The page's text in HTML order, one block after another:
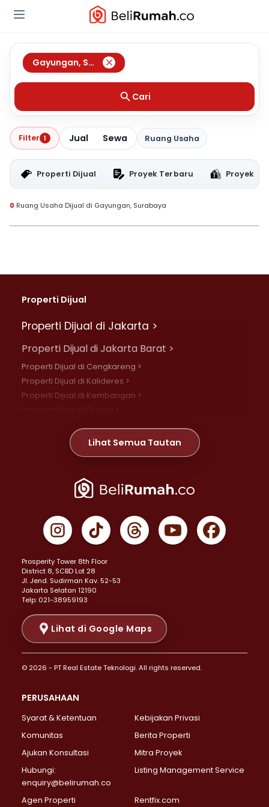
Gayungan, Surabaya
Cari
Filter 1 Jual Sewa Ruang Usaha
Properti Dijual Proyek Terbaru Proyek
0 Ruang Usaha Dijual di Gayungan, Surabaya
Properti Dijual
Properti Dijual di Jakarta >
Properti Dijual di Jakarta Barat >
Properti Dijual di Cengkareng >
Properti Dijual di Kalideres >
Properti Dijual di Kembangan >
Properti Dijual di Meruya >
Properti Dijual di Jelambar >
Properti Dijual di Jakarta Pusat >
Properti Dijual di Gambir >
Properti Dijual di Johar Baru >
Properti Dijual di Menteng >
Properti Dijual di Senen >
Properti Dijual di Tanah Abang >
Properti Dijual di Cikini >
Properti Dijual di Kramat >
Properti Dijual di Pasar Baru >
Properti Dijual di Bendungan Hilir >
Properti Dijual di Jakarta Selatan >
Properti Dijual di Lebak Bulus >
Properti Dijual di Gandaria Selatan >
Properti Dijual di Pondok Labu >
Properti Dijual di Lenteng Agung >
Properti Dijual di Senayan >
Properti Dijual di Pondok Pinang >
Lihat Semua Tautan
Prosperity Tower 8th Floor
District 8, SCBD Lot 28
JI. Jend. Sudirman Kav. 52-53
Jakarta Selatan 12190
Telp: 021-38959193
Lihat di Google Maps
© 2026 - PT Real Estate Teknologi. All rights reserved.
PERUSAHAAN
Syarat & Ketentuan
Kebijakan Privasi
Komunitas
Berita Properti
Ajukan Konsultasi
Mitra Proyek
Hubungi:
enquiry@belirumah.co
Listing Management Service
Agen Properti Rentfix.com